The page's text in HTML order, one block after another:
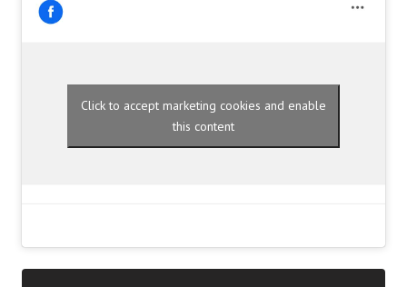
Click to accept marketing cookies and enable
this content